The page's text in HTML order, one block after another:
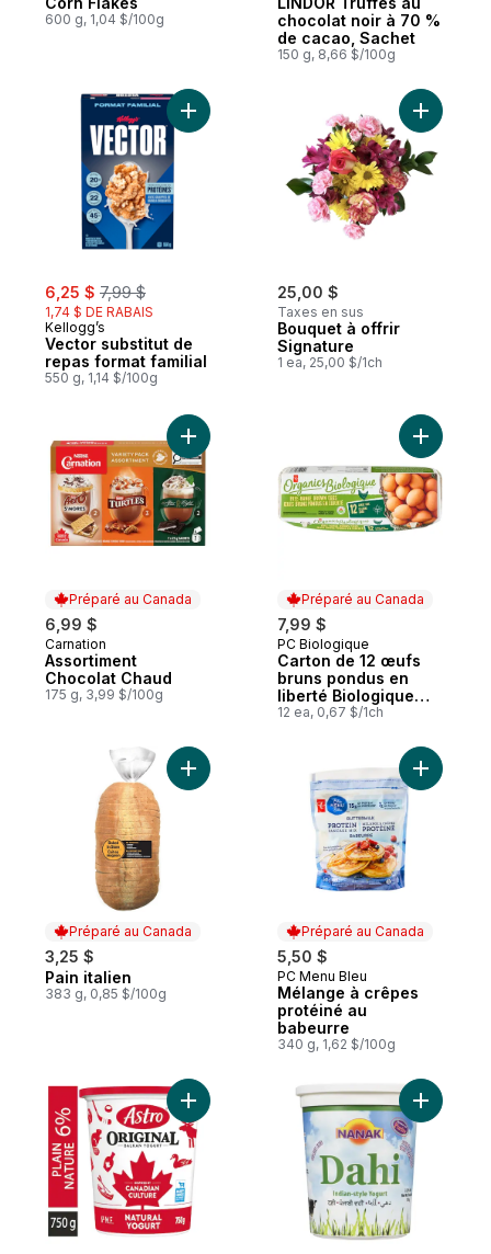
600 g, 1,04 $/100g
chocolat noir à 70 %
de cacao, Sachet
150 g, 8,66 $/100g
sale:
6,25 $ , formerly:
7,99 $
1,74 $ DE RABAIS
Kellogg’s
Vector substitut de
repas format familial
550 g, 1,14 $/100g
Ajouter Vector substitut de repas format
25,00 $
Taxes en sus
Bouquet à offrir
Signature
1 ea, 25,00 $/1ch
Ajouter
Préparé au Canada
6,99 $
Préparé au Canada
Carnation
Assortiment
Chocolat Chaud
175 g, 3,99 $/100g
Ajouter Assortiment Chocolat Chaud au
Préparé au Canada
7,99 $
Préparé au Canada
PC Biologique
Carton de 12 œufs
bruns pondus en
liberté Biologique
calibre gros
12 ea, 0,67 $/1ch
Ajouter
Préparé au Canada
3,25 $
Préparé au Canada
Pain italien
383 g, 0,85 $/100g
Ajouter Pain italien au panier
Préparé au Canada
5,50 $
Préparé au Canada
PC Menu Bleu
Mélange à crêpes
protéiné au
babeurre
340 g, 1,62 $/100g
Ajouter Original balkan nature yogourt
Ajouter